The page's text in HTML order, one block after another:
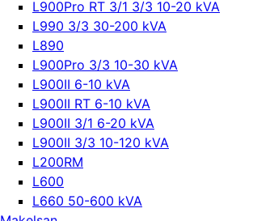
L900Pro RT 3/1 3/3 10-20 kVA
L990 3/3 30-200 kVA
L890
L900Pro 3/3 10-30 kVA
L900II 6-10 kVA
L900II RT 6-10 kVA
L900II 3/1 6-20 kVA
L900II 3/3 10-120 kVA
L200RM
L600
L660 50-600 kVA